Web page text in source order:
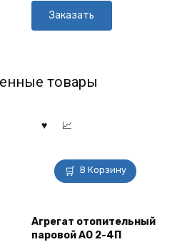
Заказать
товары
В Корзину
Агрегат отопительный
паровой АО 2-4П